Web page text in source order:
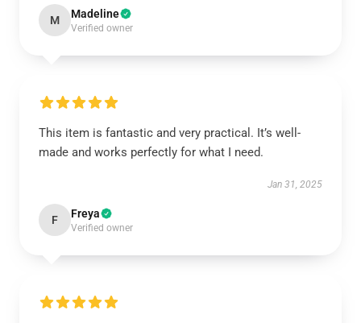
M Madeline
Verified owner
This item is fantastic and very practical. It’s well-
made and works perfectly for what I need.
Jan 31, 2025
F Freya
Verified owner